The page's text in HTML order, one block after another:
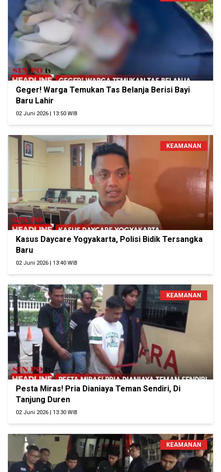
Geger! Warga Temukan Tas Belanja Berisi Bayi
Baru Lahir
02 Juni 2026 | 13:50 WIB
KEAMANAN
Kasus Daycare Yogyakarta, Polisi Bidik Tersangka
Baru
02 Juni 2026 | 13:40 WIB
KEAMANAN
Pesta Miras! Pria Dianiaya Teman Sendiri, Di
Tanjung Duren
02 Juni 2026 | 13:30 WIB
KEAMANAN